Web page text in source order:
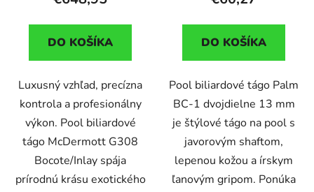
DO KOŠÍKA
Luxusný vzhľad, precízna
kontrola a profesionálny
výkon. Pool biliardové
tágo McDermott G308
Bocote/Inlay spája
prírodnú krásu exotického
DO KOŠÍKA
Pool biliardové tágo Palm
BC-1 dvojdielne 13 mm
je štýlové tágo na pool s
javorovým shaftom,
lepenou kožou a írskym
ľanovým gripom. Ponúka